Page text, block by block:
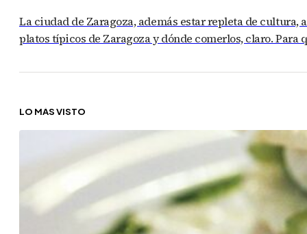
La ciudad de Zaragoza, además estar repleta de cultura,
platos típicos de Zaragoza y dónde comerlos, claro. Para
LO MÁS VISTO